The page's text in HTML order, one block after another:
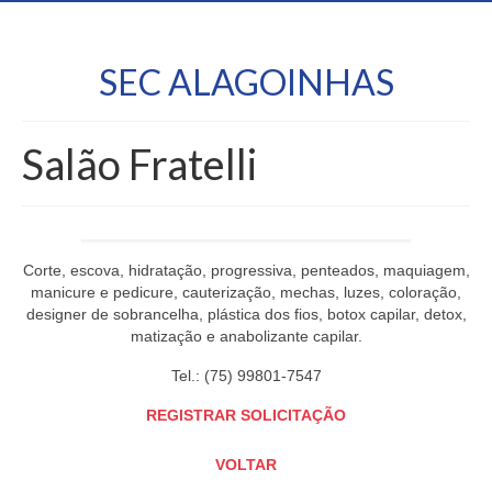
SEC ALAGOINHAS
Salão Fratelli
Corte, escova, hidratação, progressiva, penteados, maquiagem,
manicure e pedicure, cauterização, mechas, luzes, coloração,
designer de sobrancelha, plástica dos fios, botox capilar, detox,
matização e anabolizante capilar.
Tel.: (75) 99801-7547
REGISTRAR SOLICITAÇÃO
VOLTAR